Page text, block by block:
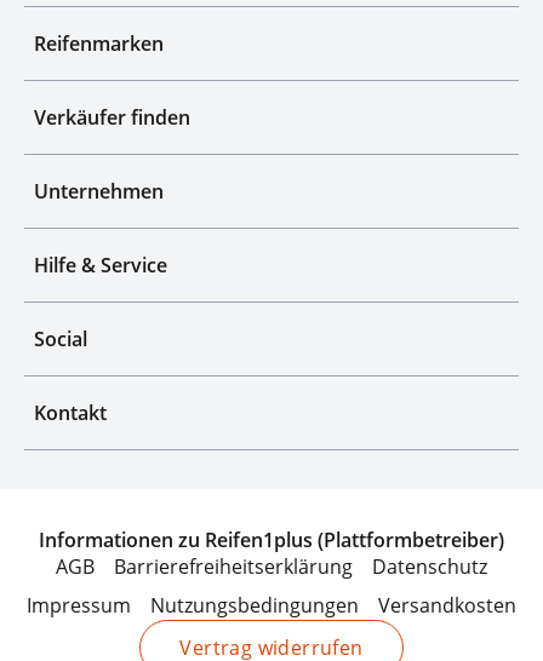
Reifenmarken
Verkäufer finden
Unternehmen
Hilfe & Service
Social
Kontakt
Informationen zu Reifen1plus (Plattformbetreiber)
AGB
Barrierefreiheitserklärung
Datenschutz
Impressum
Nutzungsbedingungen
Versandkosten
Vertrag widerrufen